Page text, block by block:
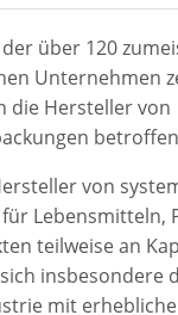
über 120
Unternehmen
die Hersteller von
von
Lebensmitteln,
teilweise an
insbesondere
mit